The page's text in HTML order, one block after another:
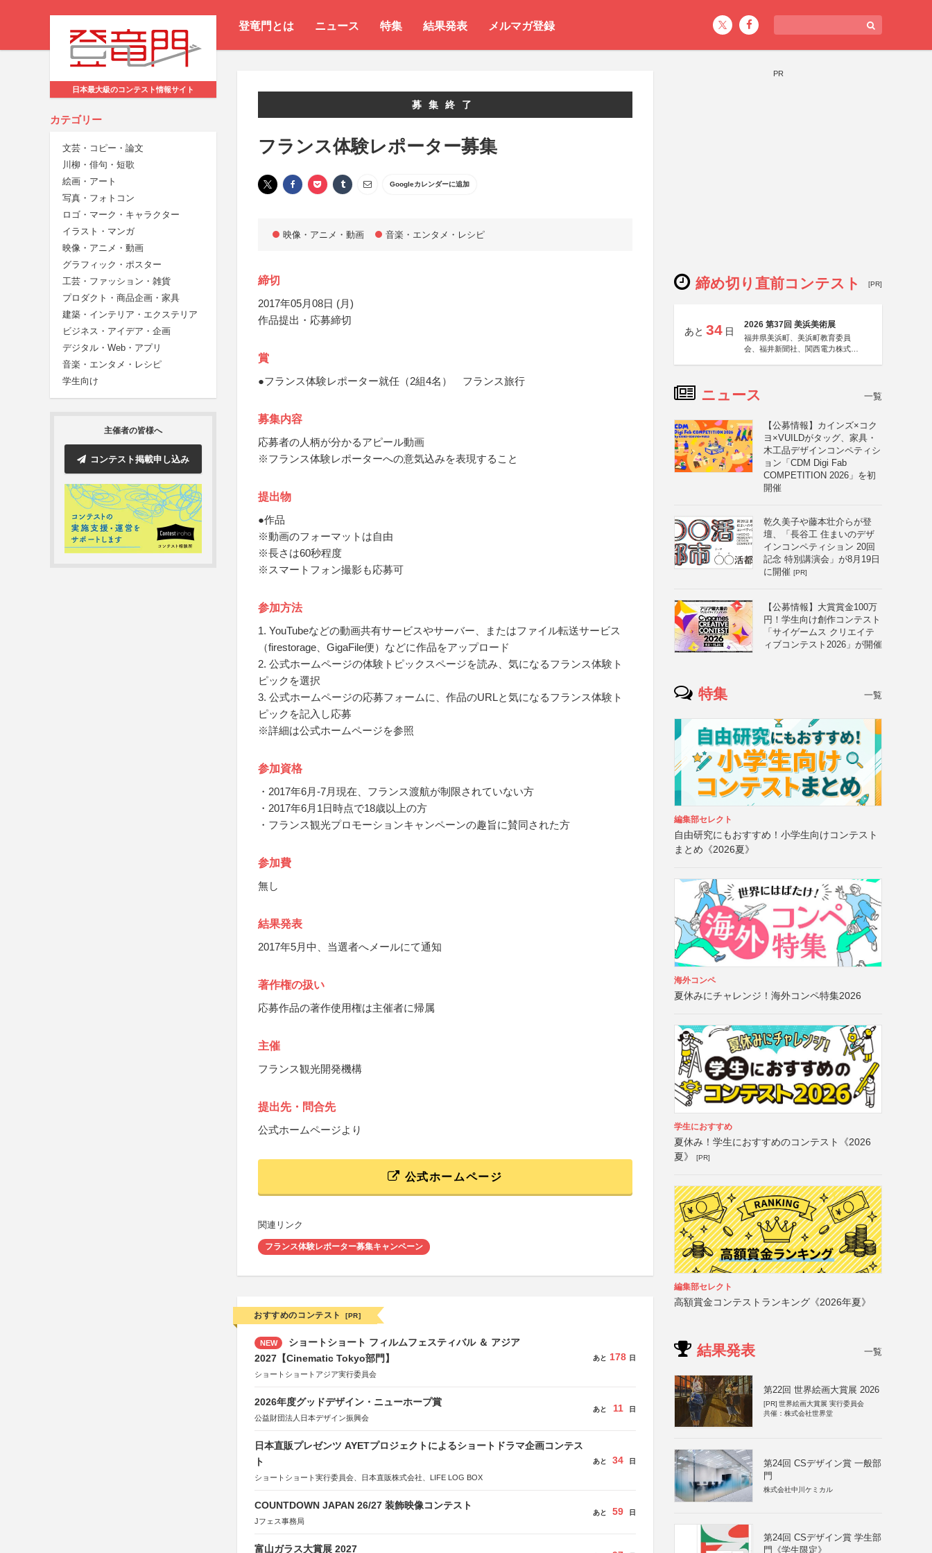
登竜門とは ニュース 特集 結果発表 メルマガ登録
日本最大級のコンテスト情報サイト
カテゴリー
文芸・コピー・論文
川柳・俳句・短歌
絵画・アート
写真・フォトコン
ロゴ・マーク・キャラクター
イラスト・マンガ
映像・アニメ・動画
グラフィック・ポスター
工芸・ファッション・雑貨
プロダクト・商品企画・家具
建築・インテリア・エクステリア
ビジネス・アイデア・企画
デジタル・Web・アプリ
音楽・エンタメ・レシピ
学生向け
主催者の皆様へ
コンテスト掲載申し込み
募集終了
フランス体験レポーター募集
Googleカレンダーに追加
映像・アニメ・動画 音楽・エンタメ・レシピ
締切
2017年05月08日 (月)
作品提出・応募締切
賞
●フランス体験レポーター就任（2組4名） フランス旅行
募集内容
応募者の人柄が分かるアピール動画
※フランス体験レポーターへの意気込みを表現すること
提出物
●作品
※動画のフォーマットは自由
※長さは60秒程度
※スマートフォン撮影も応募可
参加方法
1. YouTubeなどの動画共有サービスやサーバー、またはファイル転送サービス
（firestorage、GigaFile便）などに作品をアップロード
2. 公式ホームページの体験トピックスページを読み、気になるフランス体験ト
ピックを選択
3. 公式ホームページの応募フォームに、作品のURLと気になるフランス体験ト
ピックを記入し応募
※詳細は公式ホームページを参照
参加資格
・2017年6月-7月現在、フランス渡航が制限されていない方
・2017年6月1日時点で18歳以上の方
・フランス観光プロモーションキャンペーンの趣旨に賛同された方
参加費
無し
結果発表
2017年5月中、当選者へメールにて通知
著作権の扱い
応募作品の著作使用権は主催者に帰属
主催
フランス観光開発機構
提出先・問合先
公式ホームページより
公式ホームページ
関連リンク
フランス体験レポーター募集キャンペーン
おすすめのコンテスト [PR]
NEW
ショートショート フィルムフェスティバル ＆ アジア
2027【Cinematic Tokyo部門】
ショートショートアジア実行委員会
あと 178 日
2026年度グッドデザイン・ニューホープ賞
公益財団法人日本デザイン振興会
あと 11 日
日本直販プレゼンツ AYETプロジェクトによるショートドラマ企画コンテス
ト
ショートショート実行委員会、日本直販株式会社、LIFE LOG BOX
あと 34 日
COUNTDOWN JAPAN 26/27 装飾映像コンテスト
Jフェス事務局
あと 59 日
富山ガラス大賞展 2027
PR
締め切り直前コンテスト [PR]
あと 34 日
2026 第37回 美浜美術展
福井県美浜町、美浜町教育委員
会、福井新聞社、関西電力株式会
ニュース 一覧
【公募情報】カインズ×コク
ヨ×VUILDがタッグ、家具・
木工品デザインコンペティシ
ョン「CDM Digi Fab
COMPETITION 2026」を初
開催
乾久美子や藤本壮介らが登
壇、「長谷工 住まいのデザ
インコンペティション 20回
記念 特別講演会」が8月19日
に開催 [PR]
【公募情報】大賞賞金100万
円！学生向け創作コンテスト
「サイゲームス クリエイテ
ィブコンテスト2026」が開催
特集 一覧
編集部セレクト
自由研究にもおすすめ！小学生向けコンテスト
まとめ《2026夏》
海外コンペ
夏休みにチャレンジ！海外コンペ特集2026
学生におすすめ
夏休み！学生におすすめのコンテスト《2026
夏》
[PR]
編集部セレクト
高額賞金コンテストランキング《2026年夏》
結果発表 一覧
第22回 世界絵画大賞展 2026
[PR] 世界絵画大賞展 実行委員会
共催：株式会社世界堂
第24回 CSデザイン賞 一般部
門
株式会社中川ケミカル
第24回 CSデザイン賞 学生部
門《学生限定》